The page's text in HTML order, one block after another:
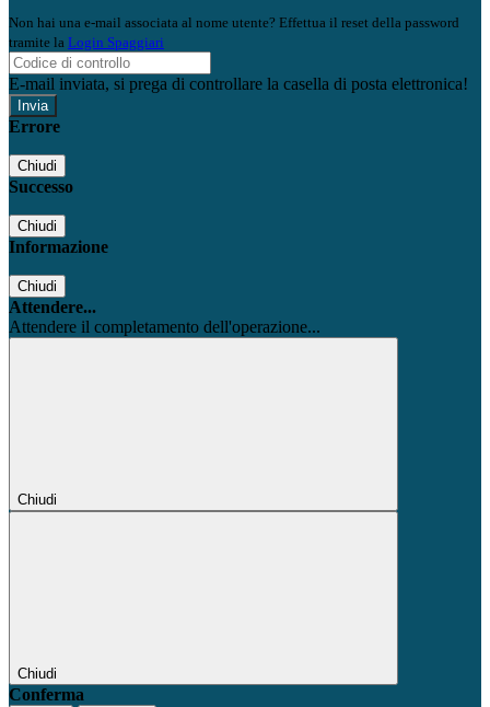
Non hai una e-mail associata al nome utente? Effettua il reset della password
tramite la Login Spaggiari
E-mail inviata, si prega di controllare la casella di posta elettronica!
Errore
Chiudi
Successo
Chiudi
Informazione
Chiudi
Attendere...
Attendere il completamento dell'operazione...
Chiudi
Chiudi
Conferma